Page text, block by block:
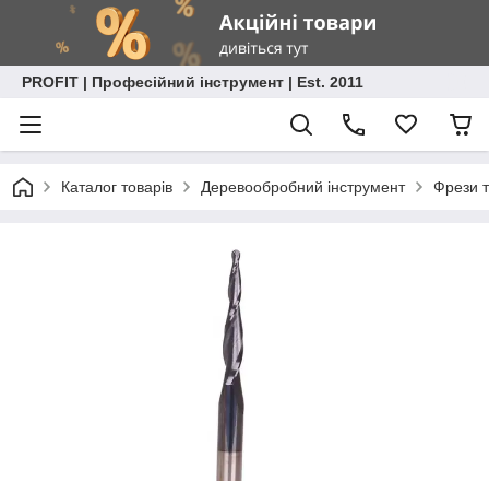
PROFIT | Професійний інструмент | Est. 2011
Каталог товарів Деревообробний інструмент Фрези